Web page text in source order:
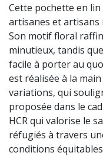
Cette pochette en
artisanes et artisans
Son motif floral
minutieux, tandis
facile à porter au
est réalisée à la
variations, qui
proposée dans le
HCR qui valorise le
réfugiés à travers
conditions